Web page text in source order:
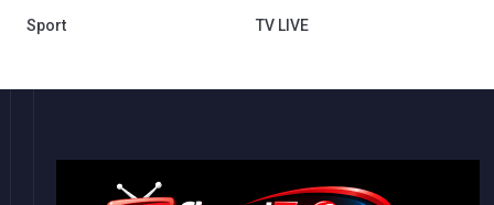
Sport TV LIVE